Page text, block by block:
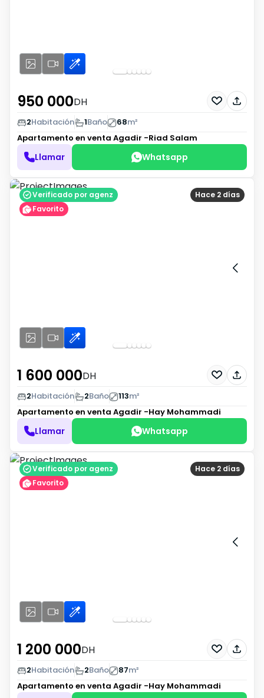
950 000DH
2Habitación 1Baño 68m²
Apartamento en venta Agadir -Riad Salam
Llamar Whatsapp
Hace 2 días
Verificado por agenz
Favorito
1 600 000DH
2Habitación 2Baño 113m²
Apartamento en venta Agadir -Hay Mohammadi
Llamar Whatsapp
Hace 2 días
Verificado por agenz
Favorito
1 200 000DH
2Habitación 2Baño 87m²
Apartamento en venta Agadir -Hay Mohammadi